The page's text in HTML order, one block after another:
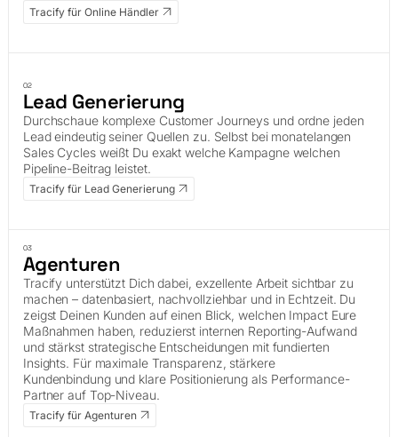
Tracify für Online Händler
02
Lead Generierung
Durchschaue komplexe Customer Journeys und ordne jeden
Lead eindeutig seiner Quellen zu. Selbst bei monatelangen
Sales Cycles weißt Du exakt welche Kampagne welchen
Pipeline-Beitrag leistet.
Tracify für Lead Generierung
03
Agenturen
Tracify unterstützt Dich dabei, exzellente Arbeit sichtbar zu
machen – datenbasiert, nachvollziehbar und in Echtzeit. Du
zeigst Deinen Kunden auf einen Blick, welchen Impact Eure
Maßnahmen haben, reduzierst internen Reporting-Aufwand
und stärkst strategische Entscheidungen mit fundierten
Insights. Für maximale Transparenz, stärkere
Kundenbindung und klare Positionierung als Performance-
Partner auf Top-Niveau.
Tracify für Agenturen